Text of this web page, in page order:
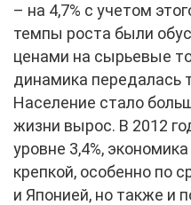
– на 4,7% с учетом
темпы роста были
ценами на сырьевые
динамика передалась
Население стало
жизни вырос. В 2012
уровне 3,4%,
крепкой, особенно по
и Японией, но также и